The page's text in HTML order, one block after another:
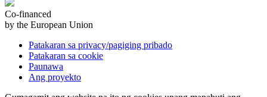
Co-financed
by the European Union
Patakaran sa privacy/pagiging pribado
Patakaran sa cookie
Paunawa
Ang proyekto